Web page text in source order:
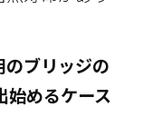
のブリッジの
始めるケース